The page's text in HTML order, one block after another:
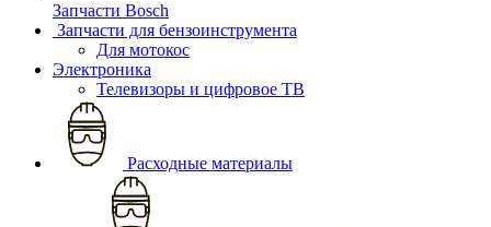
Запчасти Bosch
Запчасти для бензоинструмента
Для мотокос
Электроника
Телевизоры и цифровое ТВ
Расходные материалы